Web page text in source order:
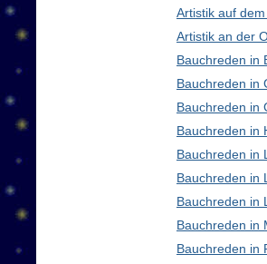
Artistik auf
Artistik an der
Bauchreden in
Bauchreden in
Bauchreden in
Bauchreden in
Bauchreden in
Bauchreden in
Bauchreden in
Bauchreden in
Bauchreden in